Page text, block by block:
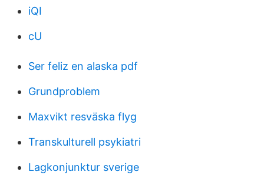
iQI
cU
Ser feliz en alaska pdf
Grundproblem
Maxvikt resväska flyg
Transkulturell psykiatri
Lagkonjunktur sverige